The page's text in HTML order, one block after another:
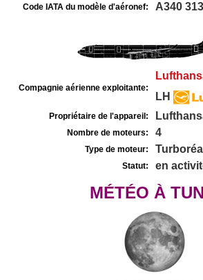
Code IATA du modèle d'aéronef: A340
Compagnie aérienne exploitante:
LH
Propriétaire de l'appareil:
Nombre de moteurs: 4
Type de moteur:
Statut: en
MÉTÉO À